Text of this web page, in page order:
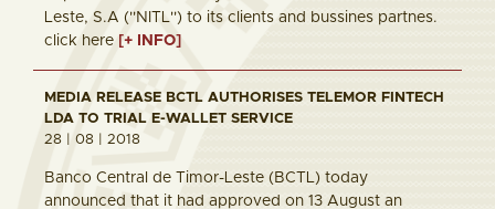
Leste, S.A (''NITL'') to its clients and bussines partnes.
click here [+ INFO]
MEDIA RELEASE BCTL AUTHORISES TELEMOR FINTECH
LDA TO TRIAL E-WALLET SERVICE
28 | 08 | 2018
Banco Central de Timor-Leste (BCTL) today
announced that it had approved on 13 August an